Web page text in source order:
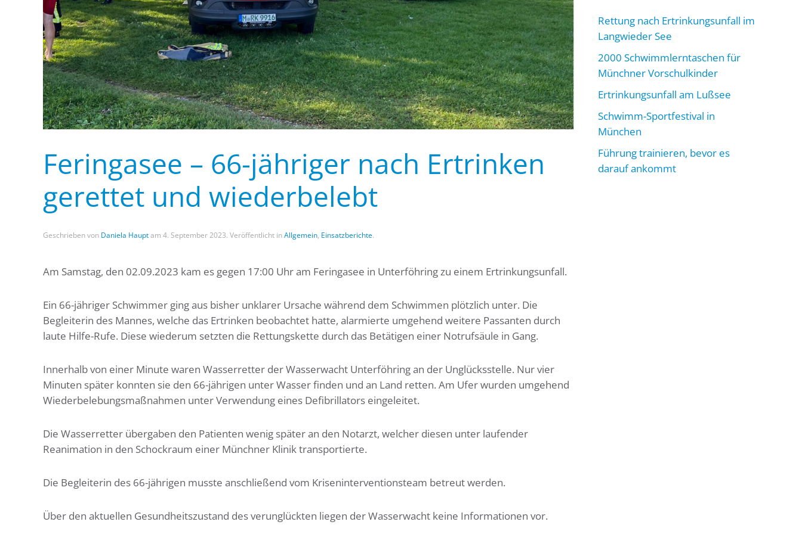
Feringasee – 66-jähriger nach Ertrinken
gerettet und wiederbelebt
Geschrieben von Daniela Hauptam 4. September 2023. Veröffentlicht inAllgemein, Einsatzberichte.
Am Samstag, den 02.09.2023 kam es gegen 17:00 Uhr am Feringasee in Unterföhring zu einem Ertrinkungsunfall.
Ein 66-jähriger Schwimmer ging aus bisher unklarer Ursache während dem Schwimmen plötzlich unter. Die
Begleiterin des Mannes, welche das Ertrinken beobachtet hatte, alarmierte umgehend weitere Passanten durch
laute Hilfe-Rufe. Diese wiederum setzten die Rettungskette durch das Betätigen einer Notrufsäule in Gang.
Innerhalb von einer Minute waren Wasserretter der Wasserwacht Unterföhring an der Unglücksstelle. Nur vier
Minuten später konnten sie den 66-jährigen unter Wasser finden und an Land retten. Am Ufer wurden umgehend
Wiederbelebungsmaßnahmen unter Verwendung eines Defibrillators eingeleitet.
Die Wasserretter übergaben den Patienten wenig später an den Notarzt, welcher diesen unter laufender
Reanimation in den Schockraum einer Münchner Klinik transportierte.
Die Begleiterin des 66-jährigen musste anschließend vom Kriseninterventionsteam betreut werden.
Über den aktuellen Gesundheitszustand des verunglückten liegen der Wasserwacht keine Informationen vor.
Rettung nach Ertrinkungsunfall im
Langwieder See
2000 Schwimmlerntaschen für
Münchner Vorschulkinder
Ertrinkungsunfall am Lußsee
Schwimm-Sportfestival in
München
Führung trainieren, bevor es
darauf ankommt